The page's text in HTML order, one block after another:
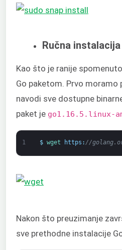
Ručna
Kao što je ranije
Go paketom. Prvo moramo
navodi sve dostupne
paket je go1.16.5.linux-
1 $ wget https : //
Nakon što preuzimanje
sve prethodne instalacije